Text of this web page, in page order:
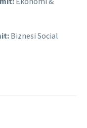
Biznesi Social